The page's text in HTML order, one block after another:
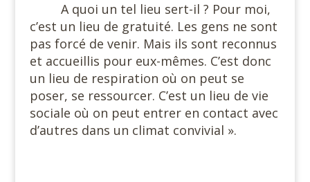
A quoi un tel lieu sert-il ? Pour moi,
c’est un lieu de gratuité. Les gens ne sont
pas forcé de venir. Mais ils sont reconnus
et accueillis pour eux-mêmes. C’est donc
un lieu de respiration où on peut se
poser, se ressourcer. C’est un lieu de vie
sociale où on peut entrer en contact avec
d’autres dans un climat convivial ».